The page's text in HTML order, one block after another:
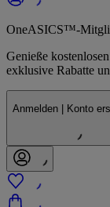
OneASICS™-
Genieße
exklusive Rabatte
Anmelden | Konto